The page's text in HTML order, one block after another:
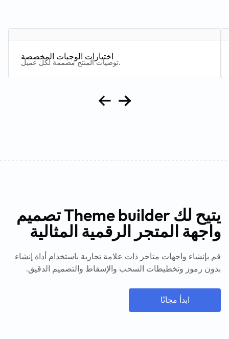
اختيارات الوجبات المخصصة
توصيات المنتج مصممة لكل عميل.
يتيح لك Theme builder تصميم
واجهة المتجر الرقمية المثالية
قم بإنشاء واجهات متاجر ذات علامة تجارية باستخدام أداة إنشاء
بدون رموز وتخطيطات السحب والإسقاط والتصميم الدقيق.
ابدأ مجانًا